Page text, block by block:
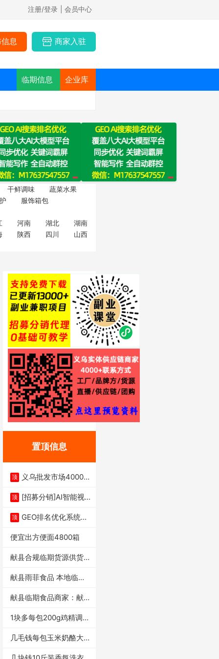
注册/登录 | 会员中心
息 商家入驻
临期信息 企业库
干鲜调味
蔬菜水果
服饰箱包
河南 湖北
湖南
陕西 四川
山西
置顶信息
顶
义乌批发市场4000多
顶 [招募分销]AI智能视
顶 GEO排名优化系统+A
便宜出方便面4800箱
献县合规临期货源供货商
献县雨菲食品 本地临期
献县临期食品商家：献县
1块多每包200g鸡精调味
几毛钱每包玉米奶酪大虾